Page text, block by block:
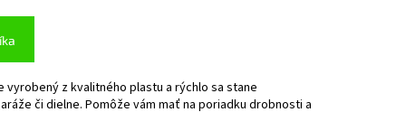
vyrobený z kvalitného plastu a rýchlo sa stane
či dielne. Pomôže vám mať na poriadku drobnosti a